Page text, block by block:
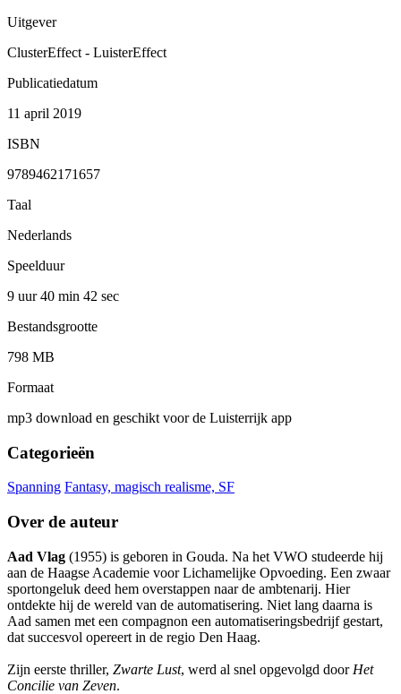
Uitgever
ClusterEffect - LuisterEffect
Publicatiedatum
11 april 2019
ISBN
9789462171657
Taal
Nederlands
Speelduur
9 uur 40 min 42 sec
Bestandsgrootte
798 MB
Formaat
mp3 download en geschikt voor de Luisterrijk app
Categorieën
Spanning Fantasy, magisch realisme, SF
Over de auteur
Aad Vlag (1955) is geboren in Gouda. Na het VWO studeerde hij
aan de Haagse Academie voor Lichamelijke Opvoeding. Een zwaar
sportongeluk deed hem overstappen naar de ambtenarij. Hier
ontdekte hij de wereld van de automatisering. Niet lang daarna is
Aad samen met een compagnon een automatiseringsbedrijf gestart,
dat succesvol opereert in de regio Den Haag.
Zijn eerste thriller, Zwarte Lust, werd al snel opgevolgd door Het
Concilie van Zeven.